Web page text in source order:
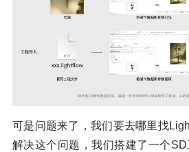
可是问题来了，我们要去哪里找
解决这个问题，我们搭建了一个